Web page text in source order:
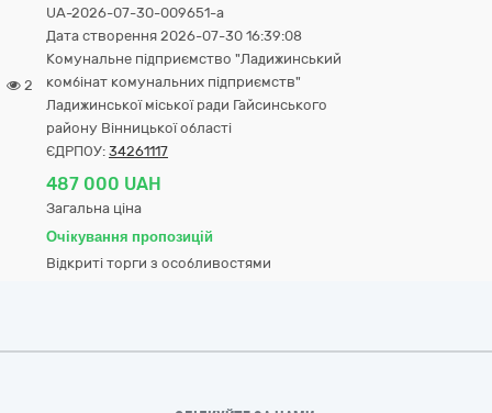
2
UA-2026-07-30-009651-a
Дата створення 2026-07-30 16:39:08
Комунальне підприємство "Ладижинський
комбінат комунальних підприємств"
Ладижинської міської ради Гайсинського
району Вінницької області
ЄДРПОУ: 34261117
487 000 UAH
Загальна ціна
Очікування пропозицій
Відкриті торги з особливостями